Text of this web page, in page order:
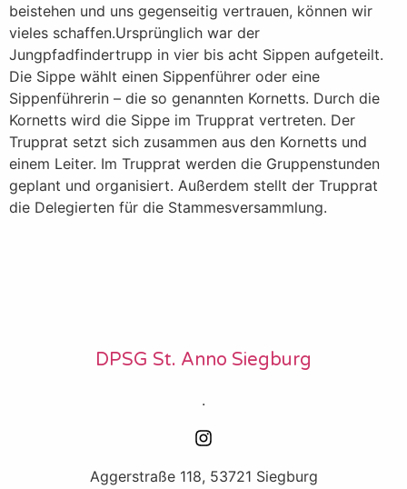
beistehen und uns gegenseitig vertrauen, können wir
vieles schaffen.Ursprünglich war der
Jungpfadfindertrupp in vier bis acht Sippen aufgeteilt.
Die Sippe wählt einen Sippenführer oder eine
Sippenführerin – die so genannten Kornetts. Durch die
Kornetts wird die Sippe im Trupprat vertreten. Der
Trupprat setzt sich zusammen aus den Kornetts und
einem Leiter. Im Trupprat werden die Gruppenstunden
geplant und organisiert. Außerdem stellt der Trupprat
die Delegierten für die Stammesversammlung.
DPSG St. Anno Siegburg
.
Aggerstraße 118, 53721 Siegburg